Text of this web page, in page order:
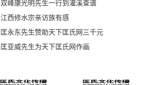
双峰康光明先生一行到灌溪查谱
江西修水宗亲访族有感
匡永东先生赞助天下匡氏网三千元
匡亚威先生为天下匡氏网作画